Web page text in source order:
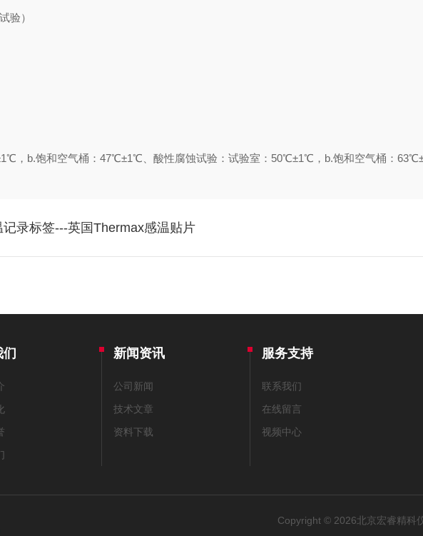
验）
，b.饱和空气桶：47℃±1℃、酸性腐蚀试验：试验室：50℃±1℃，b.饱和空气桶：
录标签---英国Thermax感温贴片
新闻资讯
公司新闻
技术文章
资料下载
服务支持
联系我们
在线留言
视频中心
Copyright © 2026北京宏睿精科